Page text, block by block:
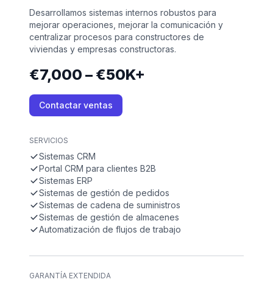
Desarrollamos sistemas internos robustos para
mejorar operaciones, mejorar la comunicación y
centralizar procesos para constructores de
viviendas y empresas constructoras.
€7,000 – €50K+
Contactar ventas
SERVICIOS
Sistemas CRM
Portal CRM para clientes B2B
Sistemas ERP
Sistemas de gestión de pedidos
Sistemas de cadena de suministros
Sistemas de gestión de almacenes
Automatización de flujos de trabajo
GARANTÍA EXTENDIDA